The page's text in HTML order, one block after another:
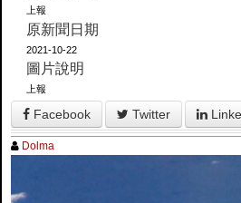
上報
原新聞日期
2021-10-22
圖片說明
上報
Facebook Twitter
Dolma